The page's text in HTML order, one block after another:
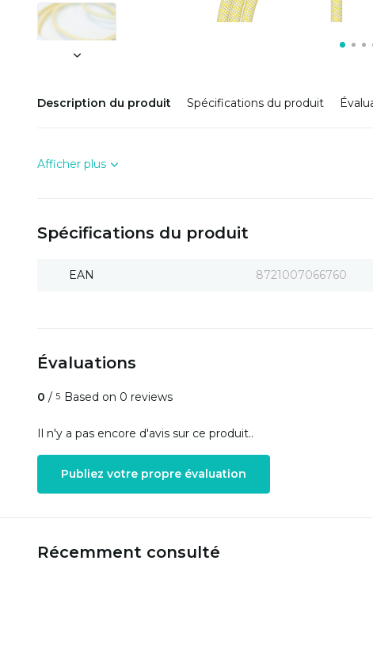
Description du produit Spécifications du produit
Afficher plus
Spécifications du produit
EAN 8721007066760
Évaluations
0 / 5 Based on 0 reviews
Il n'y a pas encore d'avis sur ce produit..
Publiez votre propre évaluation
Récemment consulté